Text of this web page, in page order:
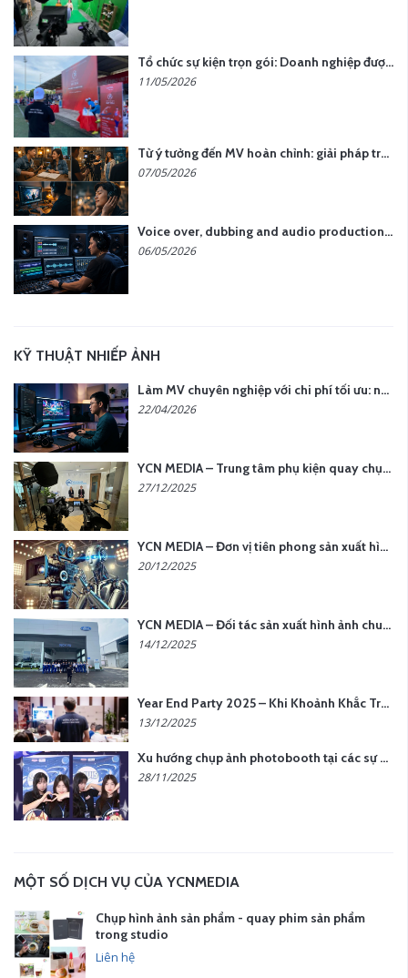
Tổ chức sự kiện trọn gói: Doanh nghiệp được gì khi chọn đơn vị chuyên nghiệp?
11/05/2026
Từ ý tưởng đến MV hoàn chỉnh: giải pháp trọn gói tại YCN Media
07/05/2026
Voice over, dubbing and audio production services in Vietnam for global content
06/05/2026
KỸ THUẬT NHIẾP ẢNH
Làm MV chuyên nghiệp với chi phí tối ưu: nên chọn quay thực tế hay video AI?
22/04/2026
YCN MEDIA – Trung tâm phụ kiện quay chụp tại Hà Nội
27/12/2025
YCN MEDIA – Đơn vị tiên phong sản xuất hình ảnh & âm thanh bằng AI tại Hà Nội
20/12/2025
YCN MEDIA – Đối tác sản xuất hình ảnh chuyên nghiệp cho doanh nghiệp tại Hà Nội
14/12/2025
Year End Party 2025 – Khi Khoảnh Khắc Trở Thành Dấu Ấn | Gói Ưu Đãi Tháng 12 Từ YCN Media
13/12/2025
Xu hướng chụp ảnh photobooth tại các sự kiện hiện nay
28/11/2025
MỘT SỐ DỊCH VỤ CỦA YCNMEDIA
Chụp hình ảnh sản phẩm - quay phim sản phẩm
trong studio
Liên hệ